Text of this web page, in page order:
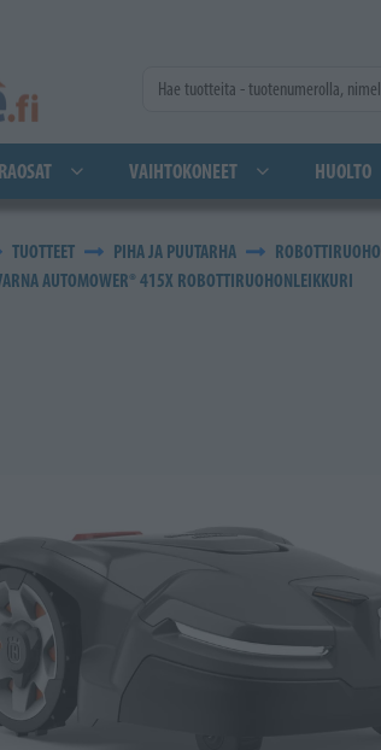
VAIHTOKONEET HUOLTO
TUOTTEET PIHA JA PUUTARHA
AUTOMOWER® 415X ROBOTTIRUOHONLEIKKURI